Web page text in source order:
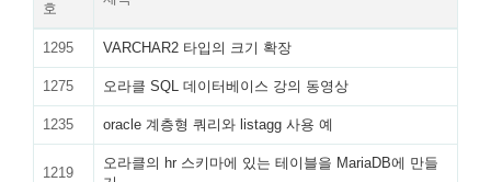
호
1295 VARCHAR2 타입의 크기 확장
1275 오라클 SQL 데이터베이스 강의 동영상
1235 oracle 계층형 쿼리와 listagg 사용 예
1219
오라클의 hr 스키마에 있는 테이블을 MariaDB에 만들